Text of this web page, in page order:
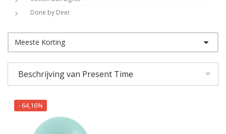
Done by Deer
DwellStudio
Dynamic Comfort
Esthex
Filibabba
Frank Fischer
Shop op kleur
Shop op thema
Meeste Korting
Beschrijving van Present Time
- 64,16%